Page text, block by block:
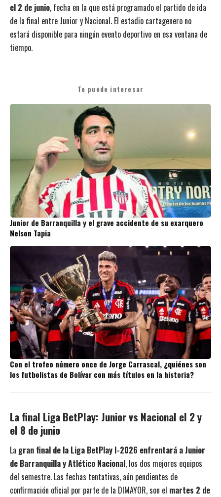
el 2 de junio, fecha en la que está programado el partido de ida
de la final entre Junior y Nacional. El estadio cartagenero no
estará disponible para ningún evento deportivo en esa ventana de
tiempo.
Te puede interesar
Junior de Barranquilla y el grave accidente de su exarquero
Nelson Tapia
Con el trofeo número once de Jorge Carrascal, ¿quiénes son
los futbolistas de Bolívar con más títulos en la historia?
La final Liga BetPlay: Junior vs Nacional el 2 y
el 8 de junio
La gran final de la Liga BetPlay I-2026 enfrentará a Junior
de Barranquilla y Atlético Nacional, los dos mejores equipos
del semestre. Las fechas tentativas, aún pendientes de
confirmación oficial por parte de la DIMAYOR, son el martes 2 de